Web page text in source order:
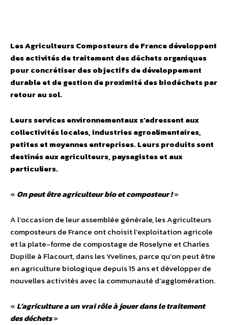
Les Agriculteurs Composteurs de France développent
des activités de traitement des déchets organiques
pour concrétiser des objectifs de développement
durable et de gestion de proximité des biodéchets par
retour au sol.
Leurs services environnementaux s’adressent aux
collectivités locales, industries agroalimentaires,
petites et moyennes entreprises. Leurs produits sont
destinés aux agriculteurs, paysagistes et aux
particuliers.
« On peut être agriculteur bio et composteur !»
A l’occasion de leur assemblée générale, les Agriculteurs
composteurs de France ont choisit l’exploitation agricole
et la plate-forme de compostage de Roselyne et Charles
Dupille à Flacourt, dans les Yvelines, parce qu’on peut être
en agriculture biologique depuis 15 ans et développer de
nouvelles activités avec la communauté d’agglomération.
«L’agriculture a un vrai rôle à jouer dans le traitement
des déchets»